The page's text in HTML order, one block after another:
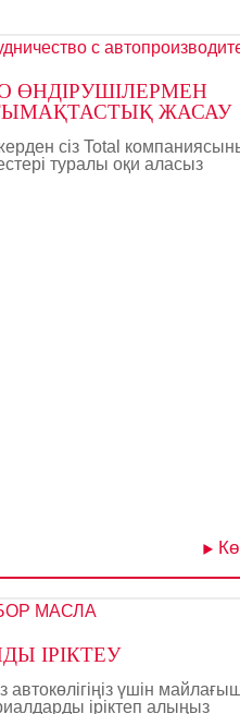
ӨНДІРУШІЛЕРМЕН
ЖАСАУ
сіз Total
туралы оқи аласыз
ІРІКТЕУ
автокөлігіңіз үшін
іріктеп алыңыз